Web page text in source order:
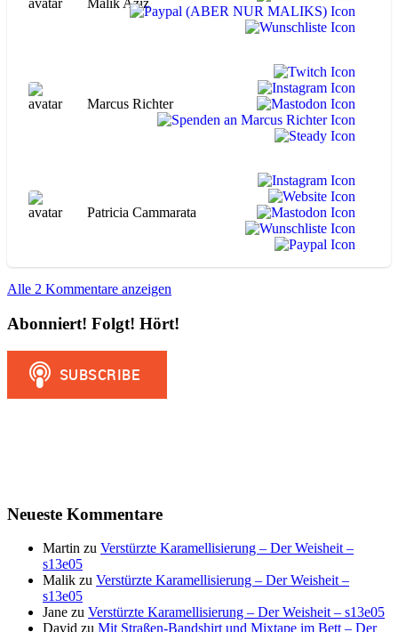
Malik Aziz
Marcus Richter
Patricia Cammarata
Alle 2 Kommentare anzeigen
Abonniert! Folgt! Hört!
Neueste Kommentare
Martin zu Verstürzte Karamellisierung – Der Weisheit –
s13e05
Malik zu Verstürzte Karamellisierung – Der Weisheit –
s13e05
Jane zu Verstürzte Karamellisierung – Der Weisheit – s13e05
David zu Mit Straßen-Bandshirt und Mixtape im Bett – Der